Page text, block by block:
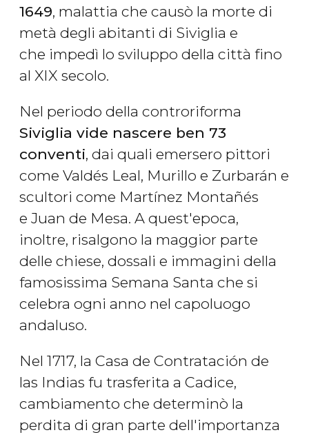
1649, malattia che causò la morte di
metà degli abitanti di Siviglia e
che impedì lo sviluppo della città fino
al XIX secolo.
Nel periodo della controriforma
Siviglia vide nascere ben 73
conventi, dai quali emersero pittori
come Valdés Leal, Murillo e Zurbarán e
scultori come Martínez Montañés
e Juan de Mesa. A quest'epoca,
inoltre, risalgono la maggior parte
delle chiese, dossali e immagini della
famosissima Semana Santa che si
celebra ogni anno nel capoluogo
andaluso.
Nel 1717, la Casa de Contratación de
las Indias fu trasferita a Cadice,
cambiamento che determinò la
perdita di gran parte dell'importanza